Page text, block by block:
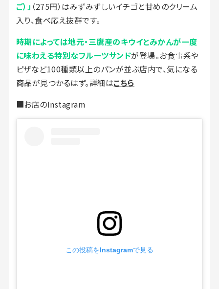
ご）」 （275円）はみずみずしいイチゴと甘めのクリーム
入り、食べ応え抜群です。
時期によっては地元・三鷹産のキウイとみかんが一度
に味わえる特別なフルーツサンドが登場。お食事系や
ピザなど100種類以上のパンが並ぶ店内で、気になる
商品が見つかるはず。詳細はこちら
■お店のInstagram
この投稿をInstagramで見る